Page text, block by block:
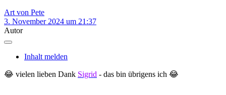
Art von Pete
3. November 2024 um 21:37
Autor
Inhalt melden
😂 vielen lieben Dank Sigrid - das bin übrigens ich 😂